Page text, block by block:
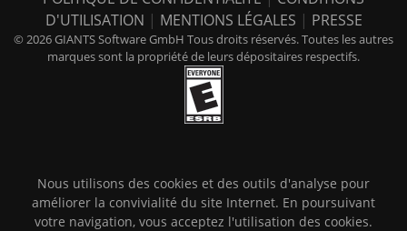
D'UTILISATION | MENTIONS LÉGALES | PRESSE
© 2026 GIANTS Software GmbH Tous droits réservés. Toutes les autres
marques sont la propriété de leurs dépositaires respectifs.
Nous utilisons des cookies et des outils d'analyse pour
améliorer la convivialité du site Internet. En poursuivant
votre navigation, vous acceptez l'utilisation des cookies.